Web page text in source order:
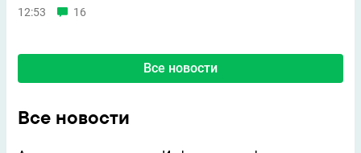
12:53 16
Все новости
Все новости